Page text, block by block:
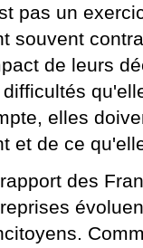
pas un
souvent
de leurs
difficultés
elles
et de ce
des